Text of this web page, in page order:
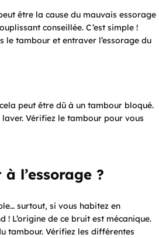
être la cause du mauvais essorage
conseillée. C’est simple !
le tambour et entraver l’essorage du
peut être dû à un tambour bloqué.
Vérifiez le tambour pour vous
l’essorage ?
surtout, si vous habitez en
L’origine de ce bruit est mécanique.
tambour. Vérifiez les différentes